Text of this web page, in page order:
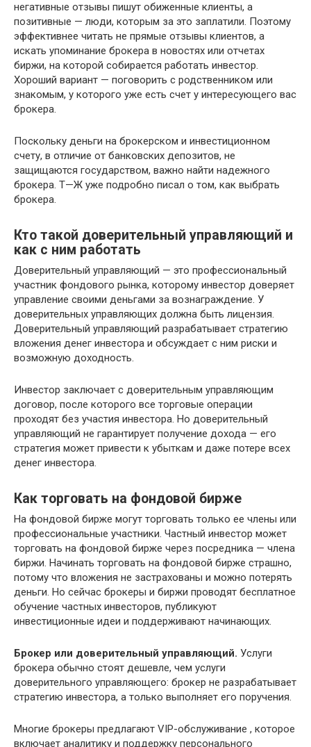
негативные отзывы пишут обиженные клиенты, а
позитивные — люди, которым за это заплатили. Поэтому
эффективнее читать не прямые отзывы клиентов, а
искать упоминание брокера в новостях или отчетах
биржи, на которой собирается работать инвестор.
Хороший вариант — поговорить с родственником или
знакомым, у которого уже есть счет у интересующего вас
брокера.
Поскольку деньги на брокерском и инвестиционном
счету, в отличие от банковских депозитов, не
защищаются государством, важно найти надежного
брокера. Т—Ж уже подробно писал о том, как выбрать
брокера.
Кто такой доверительный управляющий и
как с ним работать
Доверительный управляющий — это профессиональный
участник фондового рынка, которому инвестор доверяет
управление своими деньгами за вознаграждение. У
доверительных управляющих должна быть лицензия.
Доверительный управляющий разрабатывает стратегию
вложения денег инвестора и обсуждает с ним риски и
возможную доходность.
Инвестор заключает с доверительным управляющим
договор, после которого все торговые операции
проходят без участия инвестора. Но доверительный
управляющий не гарантирует получение дохода — его
стратегия может привести к убыткам и даже потере всех
денег инвестора.
Как торговать на фондовой бирже
На фондовой бирже могут торговать только ее члены или
профессиональные участники. Частный инвестор может
торговать на фондовой бирже через посредника — члена
биржи. Начинать торговать на фондовой бирже страшно,
потому что вложения не застрахованы и можно потерять
деньги. Но сейчас брокеры и биржи проводят бесплатное
обучение частных инвесторов, публикуют
инвестиционные идеи и поддерживают начинающих.
Брокер или доверительный управляющий. Услуги
брокера обычно стоят дешевле, чем услуги
доверительного управляющего: брокер не разрабатывает
стратегию инвестора, а только выполняет его поручения.
Многие брокеры предлагают VIP-обслуживание , которое
включает аналитику и поддержку персонального